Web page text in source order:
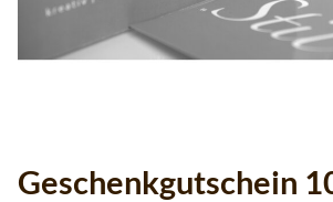
Geschenkgutschein